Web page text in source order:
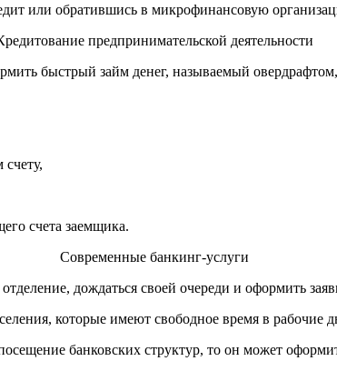
или обратившись в микрофинансовую
предпринимательской деятельности
быстрый займ денег, называемый
счета заемщика.
Современные банкинг-услуги
дождаться своей очереди и оформить
которые имеют свободное время в рабочие
банковских структур, то он может